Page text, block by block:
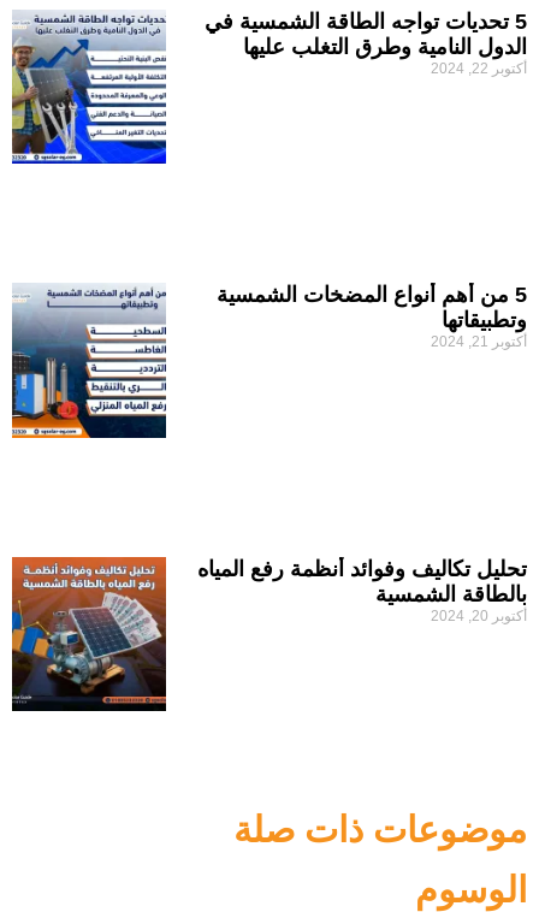
5 تحديات تواجه الطاقة الشمسية في
الدول النامية وطرق التغلب عليها
أكتوبر 22, 2024
5 من أهم أنواع المضخات الشمسية
وتطبيقاتها
أكتوبر 21, 2024
تحليل تكاليف وفوائد أنظمة رفع المياه
بالطاقة الشمسية
أكتوبر 20, 2024
موضوعات ذات صلة
الوسوم